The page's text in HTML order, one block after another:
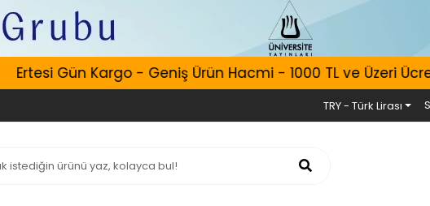
Ertesi Gün Kargo - Geniş Ürün Hacmi - 1000 TL ve Üzeri
TRY - Türk Lirası